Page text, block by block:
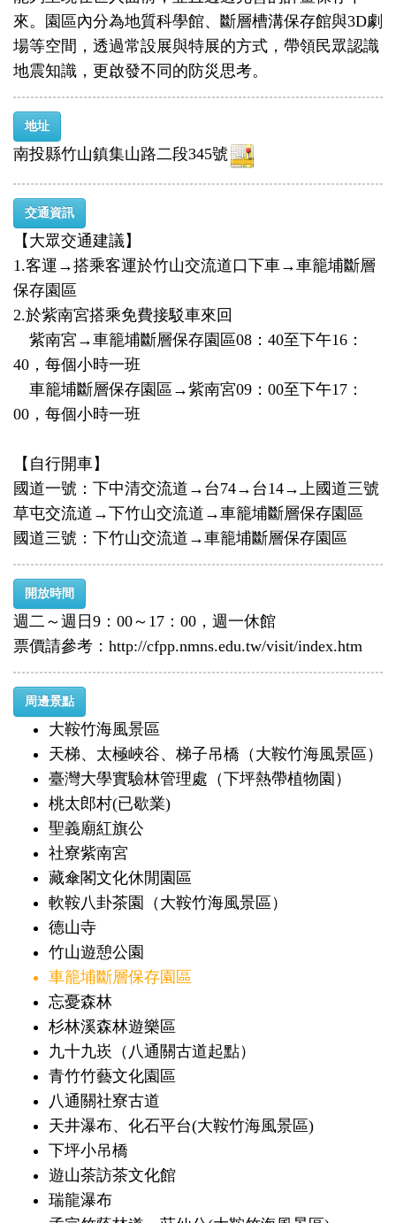
來。園區內分為地質科學館、斷層槽溝保存館與3D劇
場等空間，透過常設展與特展的方式，帶領民眾認識
地震知識，更啟發不同的防災思考。
地址
南投縣竹山鎮集山路二段345號
交通資訊
【大眾交通建議】
1.客運→搭乘客運於竹山交流道口下車→車籠埔斷層
保存園區
2.於紫南宮搭乘免費接駁車來回
紫南宮→車籠埔斷層保存園區08：40至下午16：
40，每個小時一班
車籠埔斷層保存園區→紫南宮09：00至下午17：
00，每個小時一班
【自行開車】
國道一號：下中清交流道→台74→台14→上國道三號
草屯交流道→下竹山交流道→車籠埔斷層保存園區
國道三號：下竹山交流道→車籠埔斷層保存園區
開放時間
週二～週日9：00～17：00，週一休館
票價請參考：http://cfpp.nmns.edu.tw/visit/index.htm
周邊景點
大鞍竹海風景區
天梯、太極峽谷、梯子吊橋（大鞍竹海風景區）
臺灣大學實驗林管理處（下坪熱帶植物園）
桃太郎村(已歇業)
聖義廟紅旗公
社寮紫南宮
藏傘閣文化休閒園區
軟鞍八卦茶園（大鞍竹海風景區）
德山寺
竹山遊憩公園
車籠埔斷層保存園區
忘憂森林
杉林溪森林遊樂區
九十九崁（八通關古道起點）
青竹竹藝文化園區
八通關社寮古道
天井瀑布、化石平台(大鞍竹海風景區)
下坪小吊橋
遊山茶訪茶文化館
瑞龍瀑布